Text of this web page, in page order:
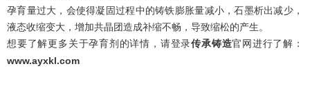
孕育量过大，会使得凝固过程中的铸铁膨胀量减小，石墨析出减少，
液态收缩变大，增加共晶团造成补缩不畅，导致缩松的产生。
想要了解更多关于孕育剂的详情，请登录传承铸造官网进行了解：
www.ayxkl.com